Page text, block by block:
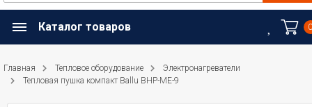
Каталог товаров
Главная Тепловое оборудование
Электронагреватели
Тепловая пушка компакт Ballu BHP-ME-9